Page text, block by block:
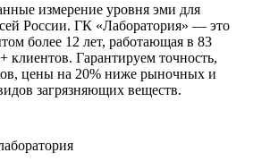
измерение уровня эми для
России. ГК «Лаборатория» — это
более 12 лет, работающая в 83
клиентов. Гарантируем точность,
цены на 20% ниже рыночных и
загрязняющих веществ.